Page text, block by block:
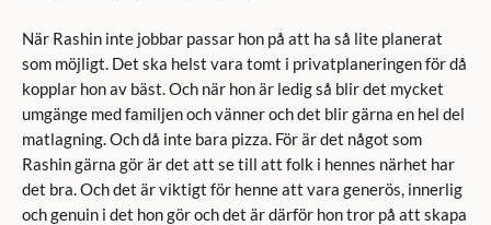
När Rashin inte jobbar passar hon på att ha så lite planerat
som möjligt. Det ska helst vara tomt i privatplaneringen för då
kopplar hon av bäst. Och när hon är ledig så blir det mycket
umgänge med familjen och vänner och det blir gärna en hel del
matlagning. Och då inte bara pizza. För är det något som
Rashin gärna gör är det att se till att folk i hennes närhet har
det bra. Och det är viktigt för henne att vara generös, innerlig
och genuin i det hon gör och det är därför hon tror på att skapa